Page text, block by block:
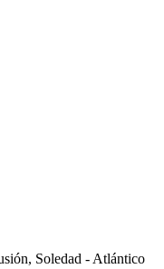
Soledad - Atlántico